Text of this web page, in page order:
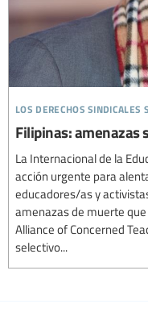
los derechos sindicales
Filipinas: amenazas
La Internacional de la
acción urgente para
educadores/as y
amenazas de muerte
Alliance of Concerned
selectivo...